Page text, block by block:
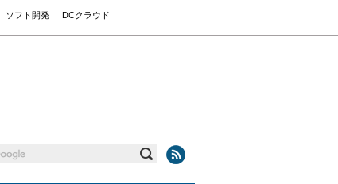
ソフト開発
DCクラウド